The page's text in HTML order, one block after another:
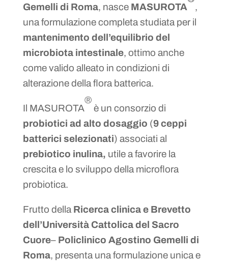
Gemelli di Roma, nasce MASUROTA
,
una formulazione completa studiata per il
mantenimento dell’equilibrio del
microbiota intestinale, ottimo anche
come valido alleato in condizioni di
alterazione della flora batterica.
Il MASUROTA
®
è un consorzio di
probiotici ad alto dosaggio (9 ceppi
batterici selezionati) associati al
prebiotico inulina, utile a favorire la
crescita e lo sviluppo della microflora
probiotica.
Frutto della Ricerca clinica e Brevetto
dell’Università Cattolica del Sacro
Cuore– Policlinico Agostino Gemelli di
Roma, presenta una formulazione unica e